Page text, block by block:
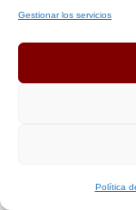
Gestionar los servicios
Política
Podremos
recomendable un
de la ciudad,
Ring-Gai Chase
(225€ neto por